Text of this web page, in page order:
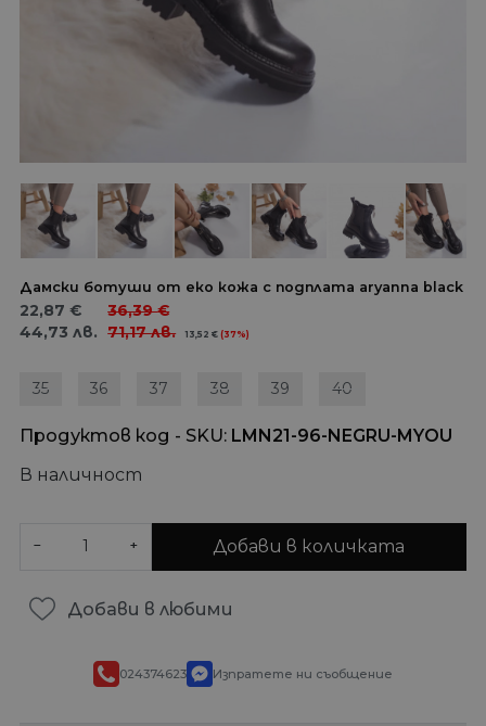
Дамски ботуши от еко кожа с подплата aryanna black
22,87 €
44,73 лв.
36,39€
71,17лв. 13,52€ (37%)
35 36 37 38 39 40
Продуктов код - SKU LMN21-96-NEGRU-MYOU
В наличност
− + Добави в количката
Добави в любими
024374623 Изпратете ни съобщение